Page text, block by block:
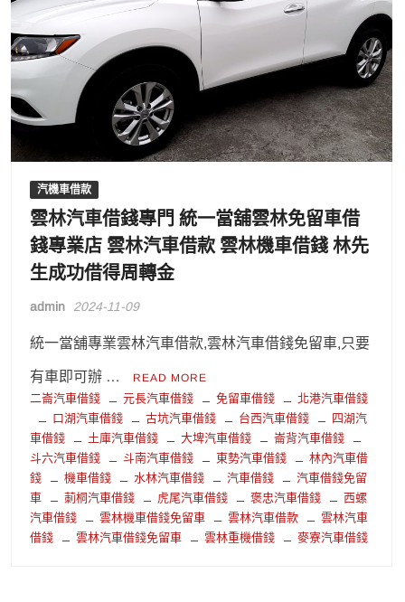
汽機車借款
雲林汽車借錢專門 統一當舖雲林免留車借
錢專業店 雲林汽車借款 雲林機車借錢 林先
生成功借得周轉金
admin 2024-11-09
統一當舖專業雲林汽車借款,雲林汽車借錢免留車,只要
有車即可辦 … READ MORE
二崙汽車借錢 元長汽車借錢 免留車借錢
北港汽車借錢
口湖汽車借錢
古坑汽車借錢 台西汽車借錢
四湖汽
車借錢
土庫汽車借錢 大埤汽車借錢
崙背汽車借錢
斗六汽車借錢
斗南汽車借錢 東勢汽車借錢
林內汽車借
錢
機車借錢 水林汽車借錢 汽車借錢
汽車借錢免留
車
莿桐汽車借錢 虎尾汽車借錢 褒忠汽車借錢
西螺
汽車借錢
雲林機車借錢免留車 雲林汽車借款
雲林汽車
借錢
雲林汽車借錢免留車 雲林重機借錢 麥寮汽車借錢